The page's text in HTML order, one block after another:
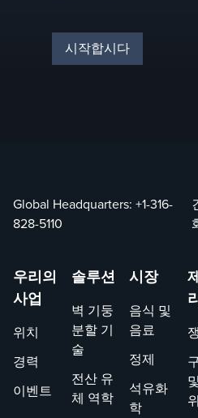
시작합시다
Global Headquarters: +1-316-
828-5110
우리의
사업
위치
경력
이벤트
솔루션
벽 기둥
분할 기
술
전산 유
체 역학
시장
음식 및
음료
정제
석유화
학